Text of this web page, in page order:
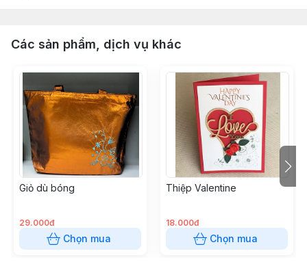
Các sản phẩm, dịch vụ khác
Giỏ dù bóng
29.000đ
Chọn mua
Thiệp Valentine
18.000đ
Chọn mua